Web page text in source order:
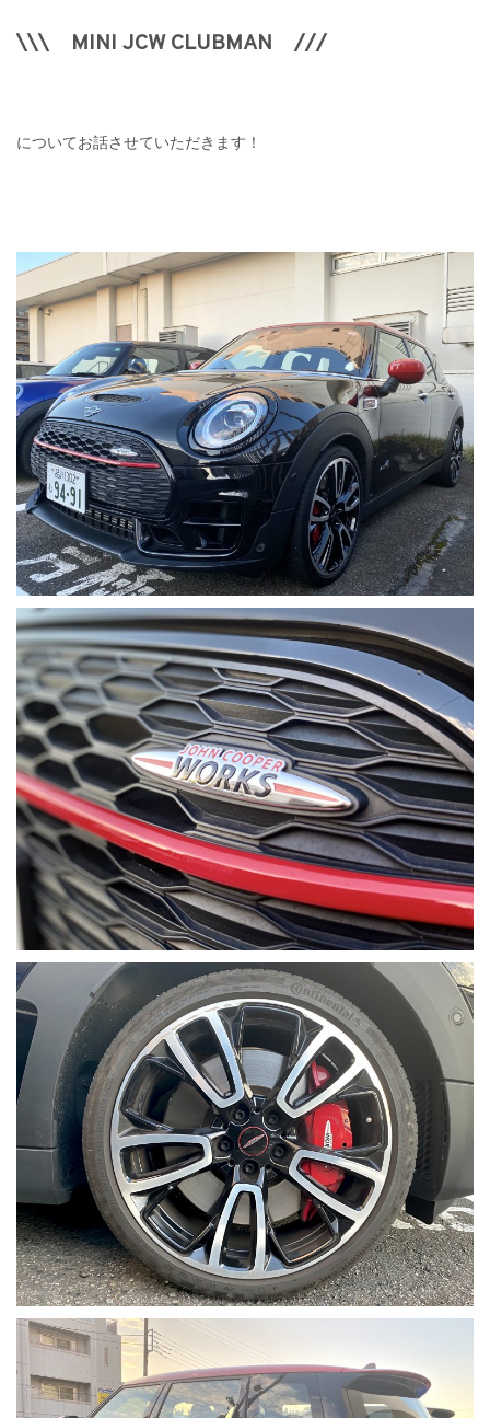
\\\ MINI JCW CLUBMAN ///
についてお話させていただきます！